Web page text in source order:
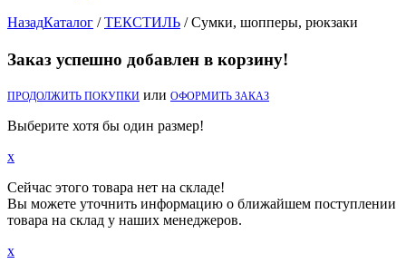
НазадКаталог /ТЕКСТИЛЬ /Сумки, шопперы, рюкзаки
Заказ успешно добавлен в корзину!
ПРОДОЛЖИТЬ ПОКУПКИ или ОФОРМИТЬ ЗАКАЗ
Выберите хотя бы один размер!
x
Сейчас этого товара нет на складе!
Вы можете уточнить информацию о ближайшем поступлении
товара на склад у наших менеджеров.
x